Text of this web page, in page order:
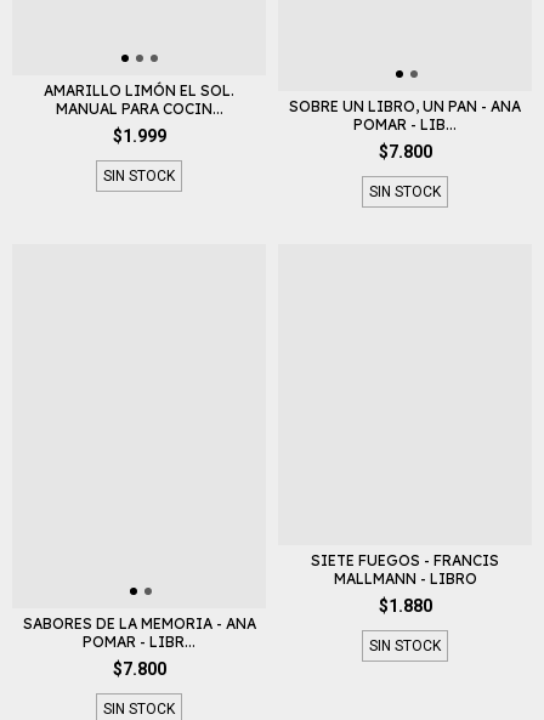
AMARILLO LIMÓN EL SOL.
MANUAL PARA COCIN...
$1.999
SIN STOCK
SOBRE UN LIBRO, UN PAN - ANA
POMAR - LIB...
$7.800
SIN STOCK
SABORES DE LA MEMORIA - ANA
POMAR - LIBR...
$7.800
SIN STOCK
SIETE FUEGOS - FRANCIS
MALLMANN - LIBRO
$1.880
SIN STOCK